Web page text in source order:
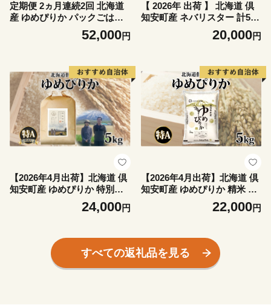
定期便 2ヵ月連続2回 北海道
産 ゆめぴりか パックごはん
150g 36パック 米 白米 もっ
ちり ご飯 パック お取り寄せ
常温保存 レトルト ホクレン
送料無料 北海道 倶知安町 お
米 加工食品 惣菜
52,000円
【 2026年 出荷 】 北海道 倶
知安町産 ネバリスター 計5kg
北海道産 芋 ながいも 長芋 と
ろろ 新鮮 フレッシュ 野菜 農
ウ芋 麦とろ 山かけ おつまみ
グリーンアースファーム
20,000円
【2026年4月出荷】北海道 倶
知安町産 ゆめぴりか 特別栽
培米 精米 5kg 米 特A 白米 お
米 道産米 ブランド米 契約農
フト 贈り物 備蓄 保存 おまと
め買い ショクレン
24,000円
【2026年4月出荷】北海道 倶
知安町産 ゆめぴりか 精米 5k
g 米 特A 白米 お米 道産米 ブ
ランド米 契約農家 ごはん 炊
備蓄 保存 おまとめ買い ショ
クレン 送料無料
22,000円
すべての返礼品を見る